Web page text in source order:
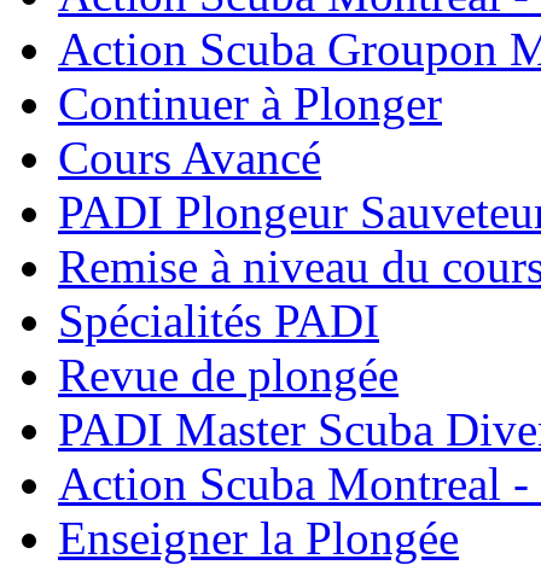
Action Scuba Groupon
Continuer à Plonger
Cours Avancé
PADI Plongeur
Remise à niveau du
Spécialités PADI
Revue de plongée
PADI Master Scuba
Action Scuba Montreal
Enseigner la Plongée